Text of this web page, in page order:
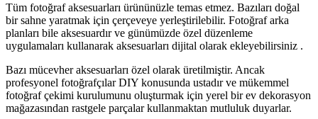
Tüm fotoğraf aksesuarları ürününüzle temas etmez. Bazıları doğal
bir sahne yaratmak için çerçeveye yerleştirilebilir. Fotoğraf arka
planları bile aksesuardır ve günümüzde özel düzenleme
uygulamaları kullanarak aksesuarları dijital olarak ekleyebilirsiniz .
Bazı mücevher aksesuarları özel olarak üretilmiştir. Ancak
profesyonel fotoğrafçılar DIY konusunda ustadır ve mükemmel
fotoğraf çekimi kurulumunu oluşturmak için yerel bir ev dekorasyon
mağazasından rastgele parçalar kullanmaktan mutluluk duyarlar.